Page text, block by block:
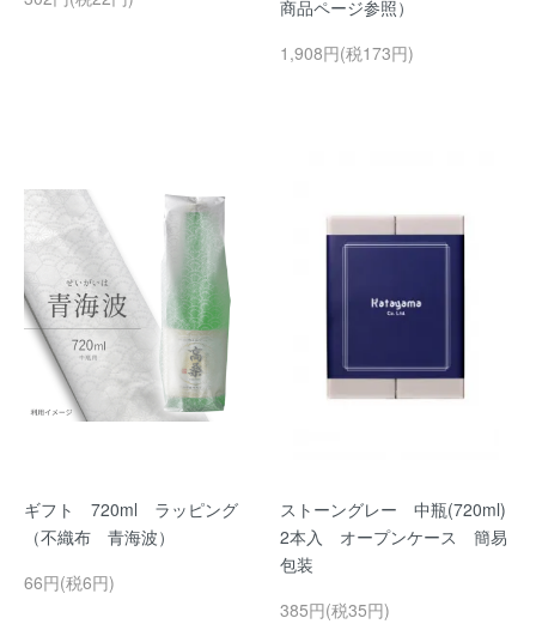
商品ページ参照）
1,908円(税173円)
ギフト 720ml ラッピング
（不織布 青海波）
66円(税6円)
ストーングレー 中瓶(720ml)
2本入 オープンケース 簡易
包装
385円(税35円)